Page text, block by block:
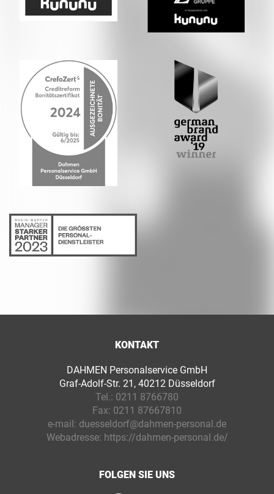
KONTAKT
DAHMEN Personalservice GmbH
Graf-Adolf-Str. 21, 40212 Düsseldorf
Tel.: 0211 8766780
Fax: 0211 87667810
e-mail: duesseldorf@dahmen-personal.de
Webadresse: https://dahmen-personal.de/
FOLGEN SIE UNS